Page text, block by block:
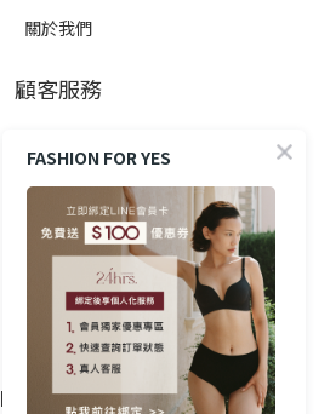
關於我們
顧客服務
防詐提醒
購買方式
政策與條款
隱私權政策
FOLLOW US
FASHION FOR YES